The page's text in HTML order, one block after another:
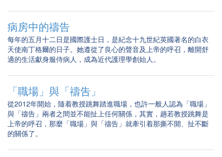
病房中的禱告
每年的五月十二日是國際護士日，是紀念十九世紀英國著名的白衣
天使南丁格爾的日子。她遵從了良心的聲音及上帝的呼召，離開舒
適的生活獻身服侍病人，成為近代護理學創始人。
「職場」與「禱吿」
從2012年開始，隨着教授跳舞踏進職場，也許一般人認為「職場」
與「禱告」兩者之間並不能扯上任何關係，其實，趟若教授跳舞是
上帝的呼召，那麼「職場」與「禱告」就牽引着那撕不開、扯不斷
的關係了。